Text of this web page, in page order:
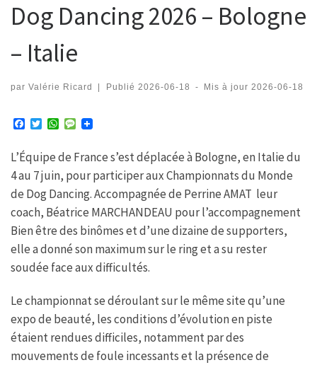
Dog Dancing 2026 – Bologne
– Italie
par Valérie Ricard Publié 2026-06-18 - Mis à jour 2026-06-18
e
o
o
T
t
t
e
r
W
t
A
p
M
s
g
e
L’Équipe de France s’est déplacée à Bologne, en Italie du
4 au 7 juin, pour participer aux Championnats du Monde
de Dog Dancing. Accompagnée de Perrine AMAT leur
coach, Béatrice MARCHANDEAU pour l’accompagnement
Bien être des binômes et d’une dizaine de supporters,
elle a donné son maximum sur le ring et a su rester
soudée face aux difficultés.
Le championnat se déroulant sur le même site qu’une
expo de beauté, les conditions d’évolution en piste
étaient rendues difficiles, notamment par des
mouvements de foule incessants et la présence de